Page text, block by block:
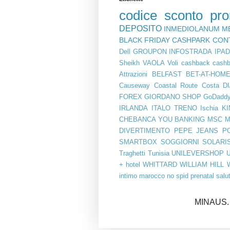
codice sconto
DEPOSITO INMEDIOLANUM
BLACK FRIDAY CASHPARK
Dell
GROUPON INFOSTRADA IPAD
Sheikh VAOLA Voli cashback
Attrazioni
BELFAST BET-AT-HOME
Causeway Coastal Route Costa
FOREX GIORDANO SHOP
IRLANDA
ITALO TRENO Ischia
CHEBANCA YOU BANKING MSC
DIVERTIMENTO
PEPE JEANS
SMARTBOX SOGGIORNI
Traghetti Tunisia UNILEVERSHOP
+ hotel WHITTARD WILLIAM HILL
intimo marocco no spid prenatal